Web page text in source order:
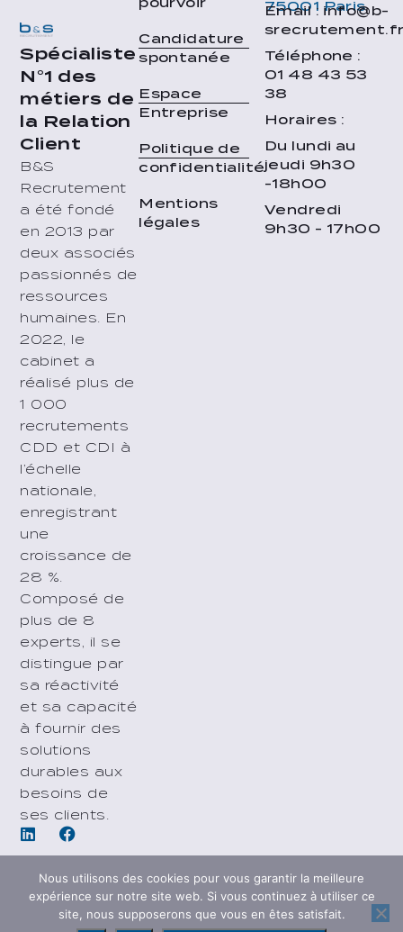
Spécialiste
N°1 des
métiers de
la Relation
Client
B&S
Recrutement
a été fondé
en 2013 par
deux associés
passionnés de
ressources
humaines. En
2022, le
cabinet a
réalisé plus de
1 000
recrutements
CDD et CDI à
l’échelle
nationale,
enregistrant
une
croissance de
28 %.
Composé de
plus de 8
experts, il se
distingue par
sa réactivité
et sa capacité
à fournir des
solutions
durables aux
besoins de
ses clients.
Candidature
spontanée
Espace
Entreprise
Politique de
confidentialité
Mentions
légales
75001 Paris
Email : info@b-
Téléphone :
01 48 43 53
38
Horaires :
Du lundi au
jeudi 9h30
-18h00
Vendredi
9h30 - 17h00
Nous utilisons des cookies pour vous garantir la meilleure
expérience sur notre site web. Si vous continuez à utiliser ce
site, nous supposerons que vous en êtes satisfait.